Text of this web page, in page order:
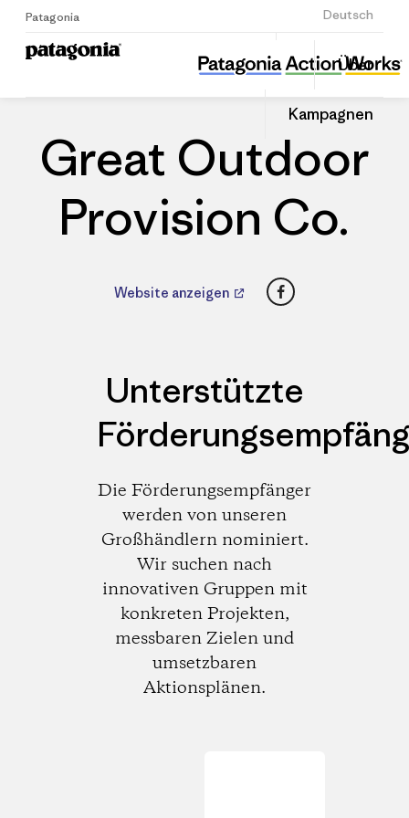
Patagonia Deutsch
Anmelden
Über
Kampagnen
Great Outdoor Provision Co.
Diesen
Beitrag
Auf
teilen
Great Outdoor
Provision Co.
Website anzeigen Facebook
Unterstützte
Die Förderungsempfänger
werden von unseren
Großhändlern nominiert.
Wir suchen nach
innovativen Gruppen mit
konkreten Projekten,
messbaren Zielen und
umsetzbaren
Aktionsplänen.